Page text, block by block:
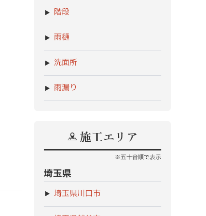
階段
雨樋
洗面所
雨漏り
施工エリア
※五十音順で表示
埼玉県
埼玉県川口市